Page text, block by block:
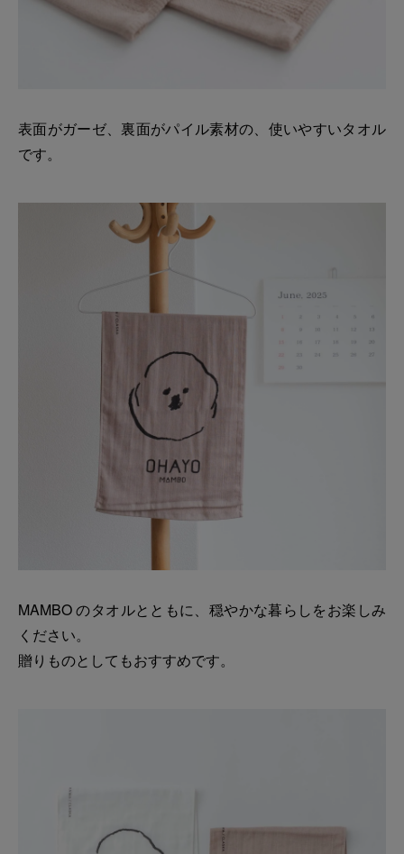
表面がガーゼ、裏面がパイル素材の、使いやすいタオル
です。
MAMBO のタオルとともに、穏やかな暮らしをお楽しみ
ください。
贈りものとしてもおすすめです。